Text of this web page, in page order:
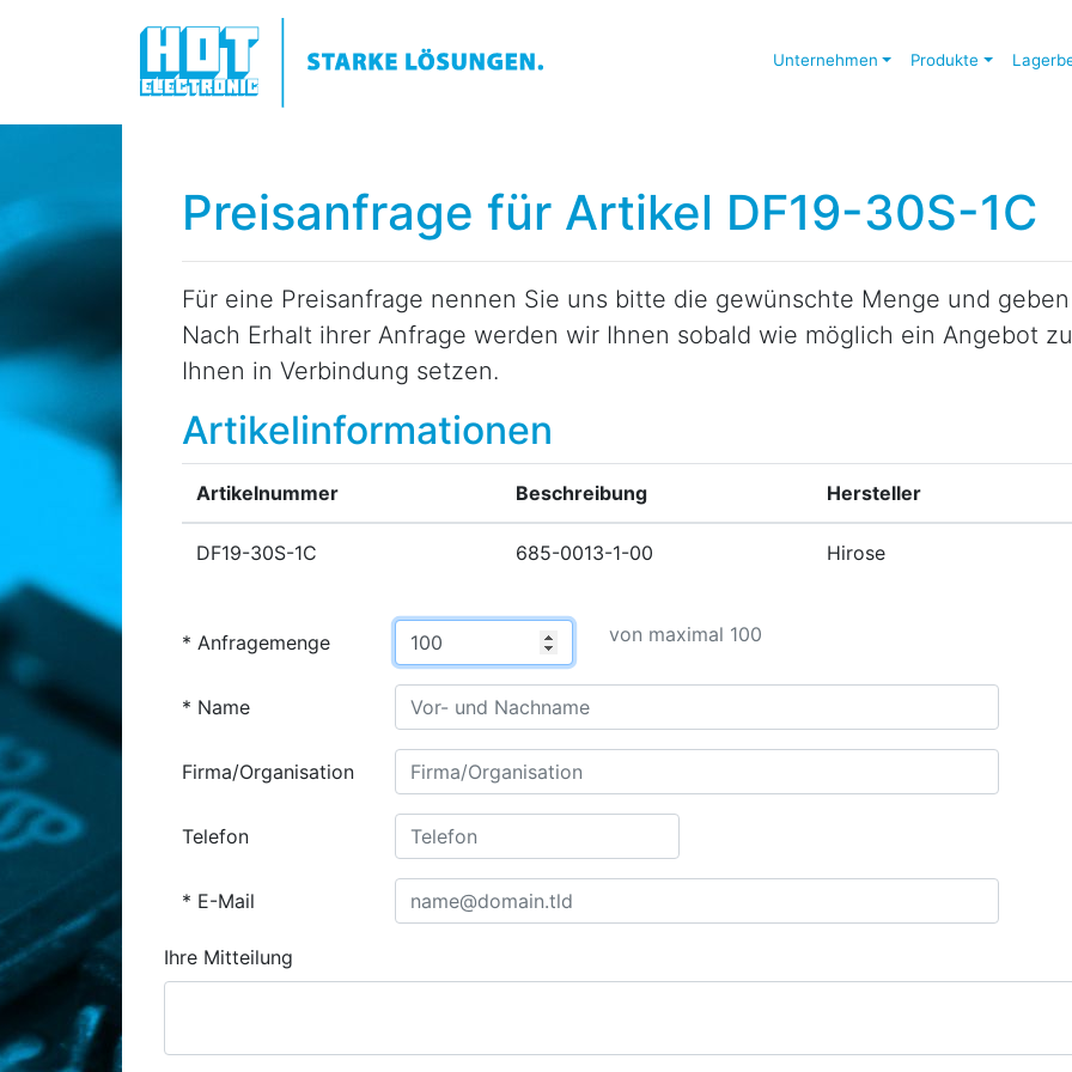
Unternehmen Produkte
Preisanfrage für Artikel DF19-30S-1C
Für eine Preisanfrage nennen Sie uns bitte die gewünschte Menge und
Nach Erhalt ihrer Anfrage werden wir Ihnen sobald wie möglich ein Angebot
Ihnen in Verbindung setzen.
Artikelinformationen
Artikelnummer Beschreibung Hersteller
DF19-30S-1C 685-0013-1-00 Hirose
Anfragemenge von maximal 100
Name
Firma/Organisation
Telefon
E-Mail
Ihre Mitteilung